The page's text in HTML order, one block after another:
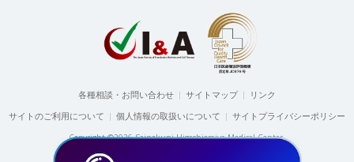
各種相談・お問い合わせ | サイトマップ| リンク
サイトのご利用について | 個人情報の取扱いについて | サイトプライバシーポリシー
Copyright ©2026 Sainokuni Higashiomiya Medical Center.